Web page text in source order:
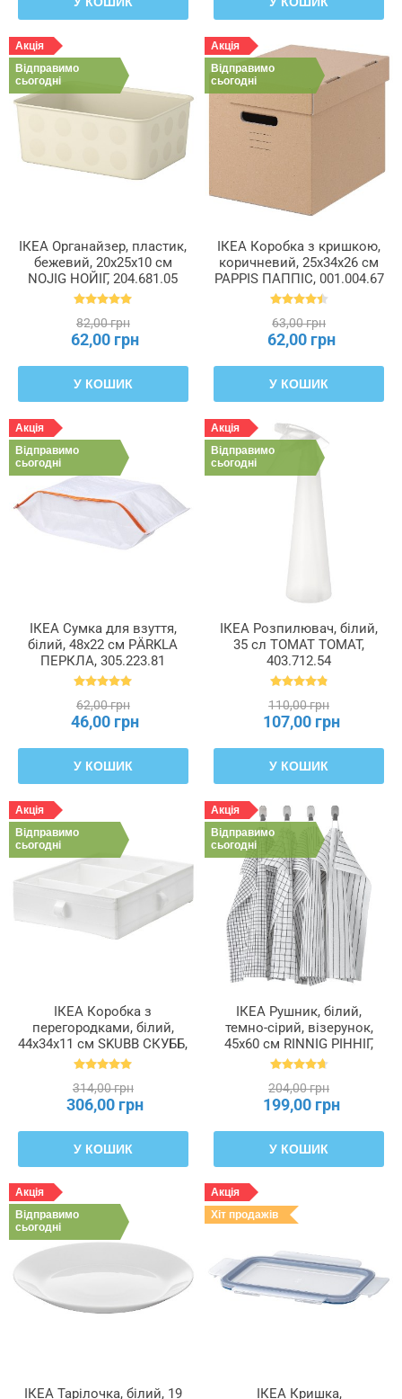
Акція
Відправимо
сьогодні
ІКЕА Органайзер, пластик,
бежевий, 20x25x10 см
NOJIG НОЙІГ, 204.681.05
82,00 грн
62,00 грн
У КОШИК
Акція
Відправимо
сьогодні
ІКЕА Коробка з кришкою,
коричневий, 25x34x26 см
PAPPIS ПАППІС, 001.004.67
63,00 грн
62,00 грн
У КОШИК
Акція
Відправимо
сьогодні
ІКЕА Сумка для взуття,
білий, 48x22 см PÄRKLA
ПЕРКЛА, 305.223.81
62,00 грн
46,00 грн
У КОШИК
Акція
Відправимо
сьогодні
ІКЕА Розпилювач, білий,
35 сл TOMAT ТОМАТ,
403.712.54
110,00 грн
107,00 грн
У КОШИК
Акція
Відправимо
сьогодні
ІКЕА Коробка з
перегородками, білий,
44x34x11 см SKUBB СКУББ,
101.855.93
314,00 грн
306,00 грн
У КОШИК
Акція
Відправимо
сьогодні
ІКЕА Рушник, білий,
темно-сірий, візерунок,
45x60 см RINNIG РІННІГ,
204.763.46
204,00 грн
199,00 грн
У КОШИК
Акція
Відправимо
сьогодні
ІКЕА Тарілочка, білий, 19
Акція
Хіт продажів
ІКЕА Кришка,